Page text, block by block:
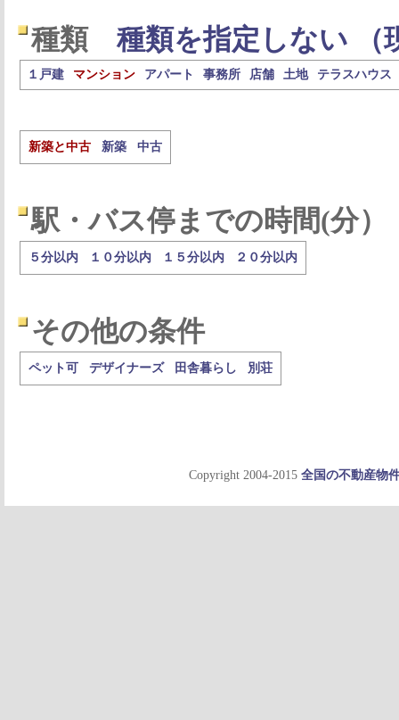
種類 種類を指定しない （
１戸建 マンション アパート 事務所 店舗 土地 テラスハウス
新築と中古 新築 中古
駅・バス停までの時間(分）
５分以内 １０分以内 １５分以内 ２０分以内
その他の条件
ペット可 デザイナーズ 田舎暮らし 別荘
Copyright 2004-2015 全国の不動産物